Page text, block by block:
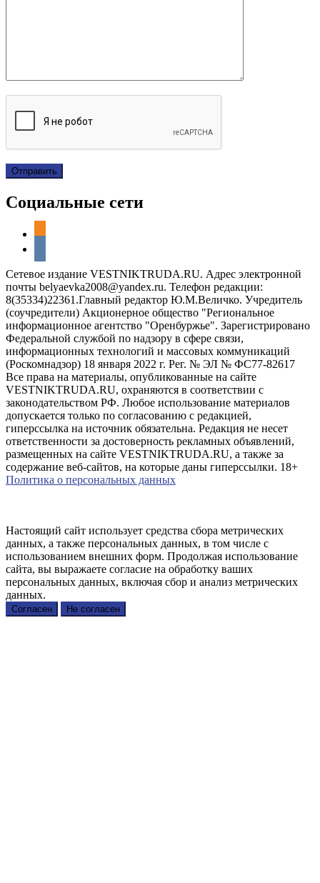
Социальные сети
Сетевое издание VESTNIKTRUDA.RU. Адрес электронной
почты belyaevka2008@yandex.ru. Телефон редакции:
8(35334)22361.Главный редактор Ю.М.Величко. Учредитель
(соучредители) Акционерное общество "Региональное
информационное агентство "Оренбуржье". Зарегистрировано
Федеральной службой по надзору в сфере связи,
информационных технологий и массовых коммуникаций
(Роскомнадзор) 18 января 2022 г. Рег. № ЭЛ № ФС77-82617
Все права на материалы, опубликованные на сайте
VESTNIKTRUDA.RU, охраняются в соответствии с
законодательством РФ. Любое использование материалов
допускается только по согласованию с редакцией,
гиперссылка на источник обязательна. Редакция не несет
ответственности за достоверность рекламных объявлений,
размещенных на сайте VESTNIKTRUDA.RU, а также за
содержание веб-сайтов, на которые даны гиперссылки. 18+
Политика о персональных данных
Настоящий сайт использует средства сбора метрических
данных, а также персональных данных, в том числе с
использованием внешних форм. Продолжая использование
сайта, вы выражаете согласие на обработку ваших
персональных данных, включая сбор и анализ метрических
данных.
Согласен Не согласен